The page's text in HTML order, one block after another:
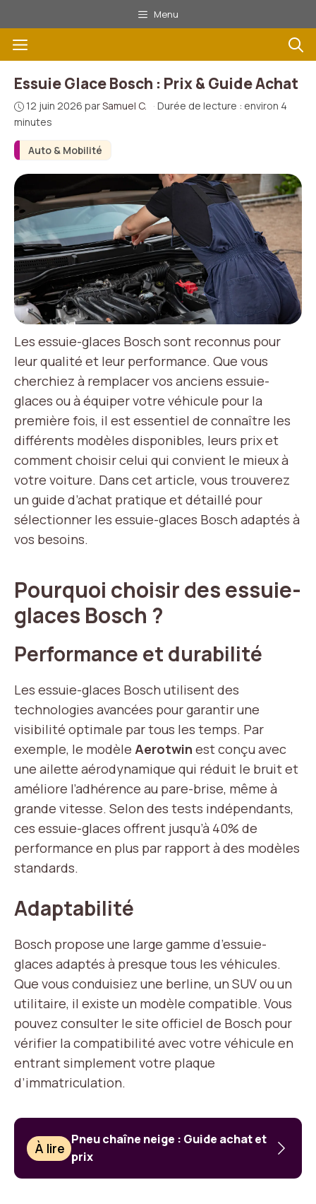
au
contenu
Menu
Menu
Auto & Mobilité
Essuie Glace Bosch : Prix & Guide Achat
12 juin 2026 parSamuel C. · Durée de lecture : environ 4
minutes
Les essuie-glaces Bosch sont reconnus pour
leur qualité et leur performance. Que vous
cherchiez à remplacer vos anciens essuie-
glaces ou à équiper votre véhicule pour la
première fois, il est essentiel de connaître les
différents modèles disponibles, leurs prix et
comment choisir celui qui convient le mieux à
votre voiture. Dans cet article, vous trouverez
un guide d’achat pratique et détaillé pour
sélectionner les essuie-glaces Bosch adaptés à
vos besoins.
Pourquoi choisir des essuie-
glaces Bosch ?
Performance et durabilité
Les essuie-glaces Bosch utilisent des
technologies avancées pour garantir une
visibilité optimale par tous les temps. Par
exemple, le modèle Aerotwin est conçu avec
une ailette aérodynamique qui réduit le bruit et
améliore l’adhérence au pare-brise, même à
grande vitesse. Selon des tests indépendants,
ces essuie-glaces offrent jusqu’à 40% de
performance en plus par rapport à des modèles
standards.
Adaptabilité
Bosch propose une large gamme d’essuie-
glaces adaptés à presque tous les véhicules.
Que vous conduisiez une berline, un SUV ou un
utilitaire, il existe un modèle compatible. Vous
pouvez consulter le site officiel de Bosch pour
vérifier la compatibilité avec votre véhicule en
entrant simplement votre plaque
d’immatriculation.
À lire
Pneu chaîne neige : Guide achat et
prix